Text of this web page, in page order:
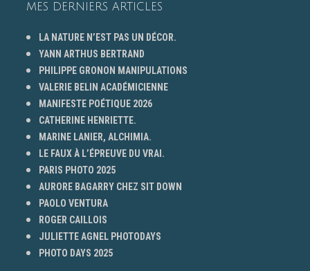
MES DERNIERS ARTICLES
LA NATURE N’EST PAS UN DÉCOR.
YANN ARTHUS BERTRAND
PHILIPPE GRONON MANIPULATIONS
VALERIE BELIN ACADÉMICIENNE
MANIFESTE POÉTIQUE 2026
CATHERINE HENRIETTE.
MARINE LANIER, ALCHIMIA.
LE FAUX À L’ÉPREUVE DU VRAI.
PARIS PHOTO 2025
AURORE BAGARRY CHEZ SIT DOWN
PAOLO VENTURA
ROGER CAILLOIS
JULIETTE AGNEL PHOTODAYS
PHOTO DAYS 2025